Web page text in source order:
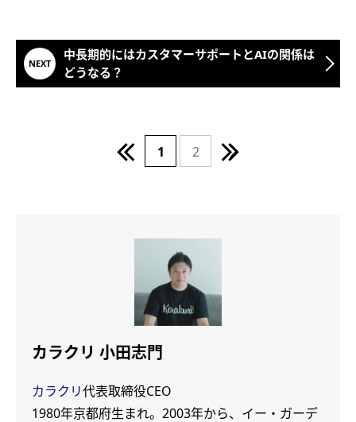
中長期的にはカスタマーサポートとAIの関係は
どうなる？
1 2
カラクリ 小田志門
カラクリ代表取締役CEO
1980年京都府生まれ。2003年から、イー・ガーデ